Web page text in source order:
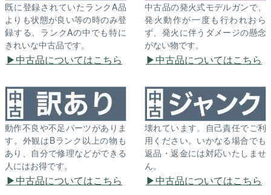
既に登録されていたランクA品
よりも状態が良い等の時のみ登
録する、ランクAの中でも特に
きれいな中古品です。
中古品についてはこちら
中古品の発火式モデルガンで、
発火動作が一度も行われおら
ず、発火に伴うダメージの懸念
がない物です。
中古品についてはこちら
動作不良や不足パーツがありま
す。外観はBランク以上の物も
あり、自分で修理などができる
人にはお得です。
中古品についてはこちら
壊れています。自己責任でご利
用ください。いかなる場合でも
返品・返金には対応いたしませ
ん。
中古品についてはこちら